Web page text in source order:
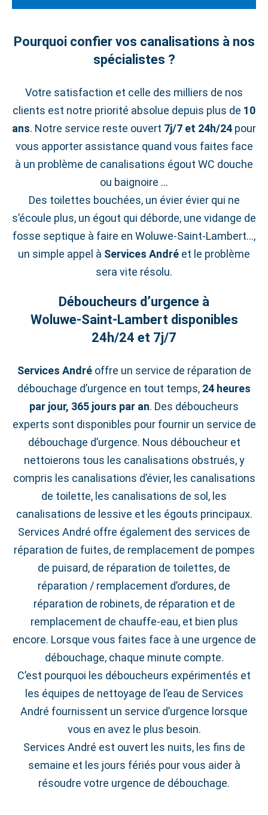
Pourquoi confier vos canalisations à nos
spécialistes ?
Votre satisfaction et celle des milliers de nos
clients est notre priorité absolue depuis plus de 10
ans. Notre service reste ouvert 7j/7 et 24h/24 pour
vous apporter assistance quand vous faites face
à un problème de canalisations égout WC douche
ou baignoire …
Des toilettes bouchées, un évier évier qui ne
s’écoule plus, un égout qui déborde, une vidange de
fosse septique à faire en Woluwe‑Saint‑Lambert…,
un simple appel à Services André et le problème
sera vite résolu.
Déboucheurs d’urgence à
Woluwe‑Saint‑Lambert disponibles
24h/24 et 7j/7
Services Andréoffre un service de réparation de
débouchage d’urgence en tout temps, 24 heures
par jour, 365 jours par an. Des déboucheurs
experts sont disponibles pour fournir un service de
débouchage d’urgence. Nous déboucheur et
nettoierons tous les canalisations obstrués, y
compris les canalisations d’évier, les canalisations
de toilette, les canalisations de sol, les
canalisations de lessive et les égouts principaux.
Services André offre également des services de
réparation de fuites, de remplacement de pompes
de puisard, de réparation de toilettes, de
réparation / remplacement d’ordures, de
réparation de robinets, de réparation et de
remplacement de chauffe-eau, et bien plus
encore. Lorsque vous faites face à une urgence de
débouchage, chaque minute compte.
C’est pourquoi les déboucheurs expérimentés et
les équipes de nettoyage de l’eau de Services
André fournissent un service d’urgence lorsque
vous en avez le plus besoin.
Services André est ouvert les nuits, les fins de
semaine et les jours fériés pour vous aider à
résoudre votre urgence de débouchage.